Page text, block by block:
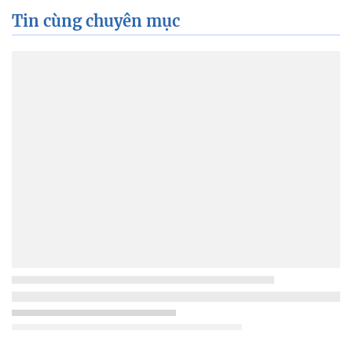
Tin cùng chuyên mục